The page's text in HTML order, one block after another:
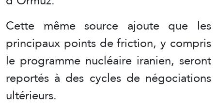
Cette même source ajoute que les
principaux points de friction, y compris
le programme nucléaire iranien, seront
reportés à des cycles de négociations
ultérieurs.